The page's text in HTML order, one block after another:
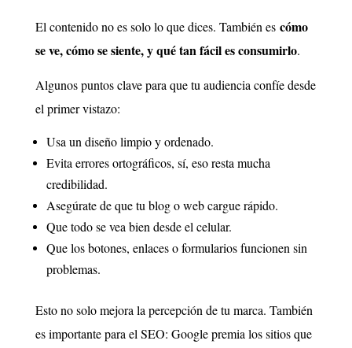
El contenido no es solo lo que dices. También es cómo
se ve, cómo se siente, y qué tan fácil es consumirlo.
Algunos puntos clave para que tu audiencia confíe desde
el primer vistazo:
Usa un diseño limpio y ordenado.
Evita errores ortográficos, sí, eso resta mucha
credibilidad.
Asegúrate de que tu blog o web cargue rápido.
Que todo se vea bien desde el celular.
Que los botones, enlaces o formularios funcionen sin
problemas.
Esto no solo mejora la percepción de tu marca. También
es importante para el SEO: Google premia los sitios que